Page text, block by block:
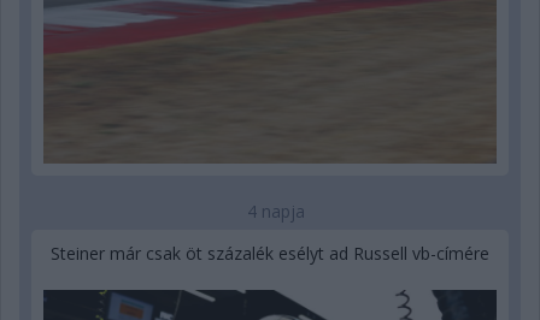
4 napja
Steiner már csak öt százalék esélyt ad Russell vb-címére